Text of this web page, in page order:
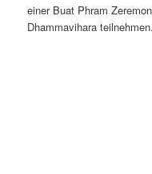
einer Buat Phram
Dhammavihara teilnehmen.